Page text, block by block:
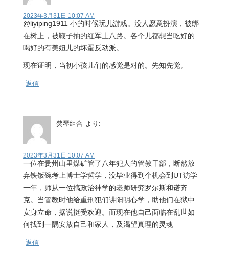
2023年3月31日 10:07 AM
@liyiping1911 小的时候玩儿游戏。没人愿意扮演，被绑
在树上，被鞭子抽的红军土八路。各个儿都想当吃好的
喝好的有美妞儿的坏蛋反动派。
现在证明，当初小孩儿们的感觉是对的。先知先觉。
返信
焚琴组合 より:
2023年3月31日 10:07 AM
一位在贵州山里煤矿管了八年犯人的管教干部，断然放
弃铁饭碗考上博士学哲学，没毕业得到个机会到UT访学
一年，师从一位搞政治神学的老师研究罗尔斯和诺齐
克。当管教时他给重刑犯们讲阳明心学，助他们在狱中
安身立命，据说挺受欢迎。而现在他自己面临在乱世如
何找到一隅安放自己和家人，及渴望真理的灵魂
返信